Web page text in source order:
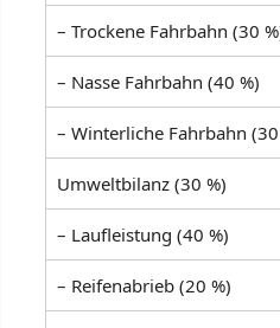
– Trockene Fahrbahn (30
– Nasse Fahrbahn (40 %)
– Winterliche Fahrbahn (30
Umweltbilanz (30 %)
– Laufleistung (40 %)
– Reifenabrieb (20 %)